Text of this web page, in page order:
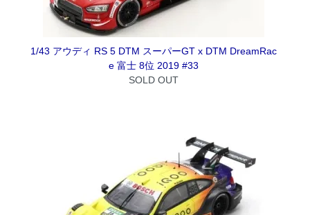
1/43 アウディ RS 5 DTM スーパーGT x DTM DreamRac
e 富士 8位 2019 #33
SOLD OUT